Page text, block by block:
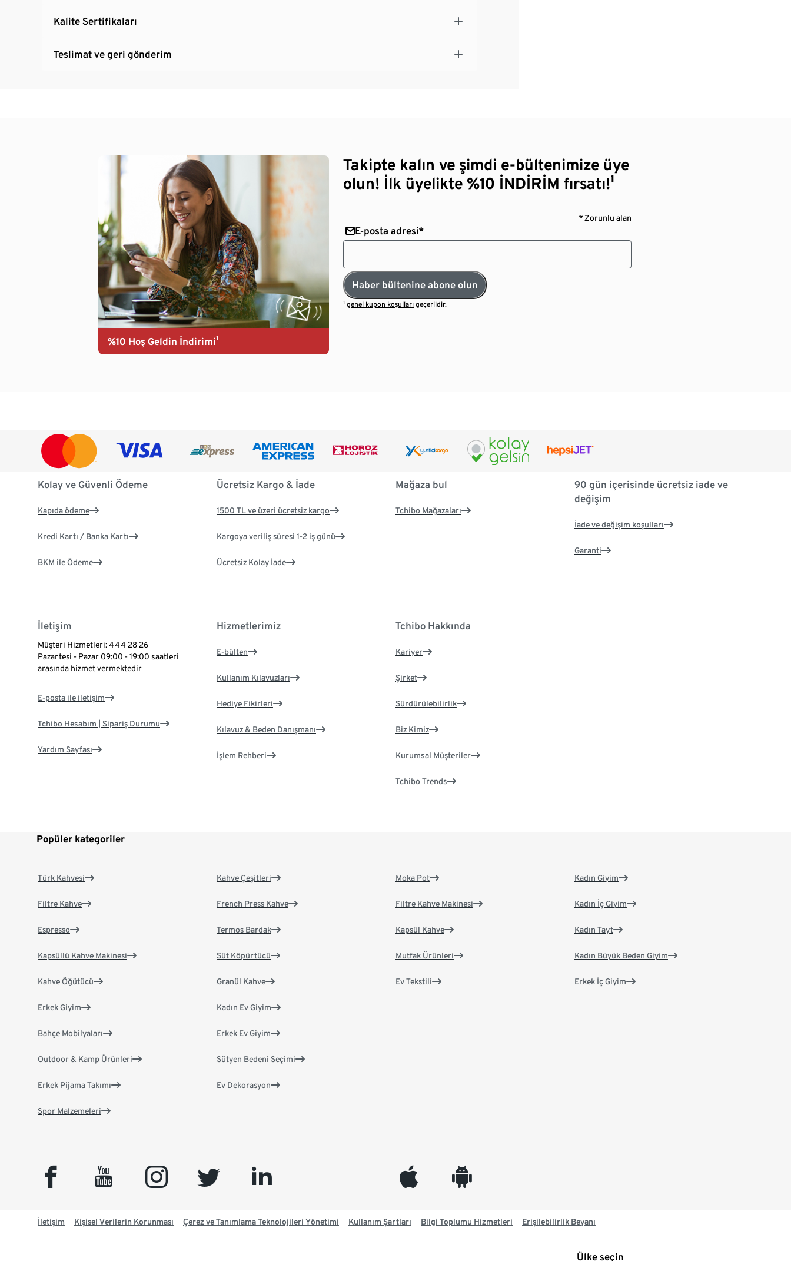
Kalite Sertifikaları
Teslimat ve geri gönderim
%10 Hoş Geldin İndirimi¹
Takipte kalın ve şimdi e-bültenimize üye
olun! İlk üyelikte %10 İNDİRİM fırsatı!¹
* Zorunlu alan
E-posta adresi*
Haber bültenine abone olun
¹genel kupon koşulları geçerlidir.
Kolay ve Güvenli Ödeme
Kapıda ödeme
Kredi Kartı / Banka Kartı
BKM ile Ödeme
Ücretsiz Kargo & İade
1500 TL ve üzeri ücretsiz kargo
Kargoya veriliş süresi 1-2 iş günü
Ücretsiz Kolay İade
Mağaza bul
Tchibo Mağazaları
90 gün içerisinde ücretsiz iade ve
değişim
İade ve değişim koşulları
Garanti
İletişim
Müşteri Hizmetleri: 444 28 26
Pazartesi - Pazar 09:00 - 19:00 saatleri
arasında hizmet vermektedir
E-posta ile iletişim
Tchibo Hesabım | Sipariş Durumu
Yardım Sayfası
Hizmetlerimiz
E-bülten
Kullanım Kılavuzları
Hediye Fikirleri
Kılavuz & Beden Danışmanı
İşlem Rehberi
Tchibo Hakkında
Kariyer
Şirket
Sürdürülebilirlik
Biz Kimiz
Kurumsal Müşteriler
Tchibo Trends
Popüler kategoriler
Türk Kahvesi
Filtre Kahve
Espresso
Kapsüllü Kahve Makinesi
Kahve Öğütücü
Kahve Çeşitleri
French Press Kahve
Termos Bardak
Süt Köpürtücü
Granül Kahve
Moka Pot
Filtre Kahve Makinesi
Kapsül Kahve
Mutfak Ürünleri
Ev Tekstili
Kadın Giyim
Kadın İç Giyim
Kadın Tayt
Kadın Büyük Beden Giyim
Erkek İç Giyim
Erkek Giyim
Bahçe Mobilyaları
Outdoor & Kamp Ürünleri
Erkek Pijama Takımı
Spor Malzemeleri
Kadın Ev Giyim
Erkek Ev Giyim
Sütyen Bedeni Seçimi
Ev Dekorasyon
facebook youtube instagram twitter linkedin appleinc android
İletişim Kişisel Verilerin Korunması Çerez ve Tanımlama Teknolojileri Yönetimi Kullanım Şartları Bilgi Toplumu Hizmetleri Erişilebilirlik Beyanı
Ülke seçin